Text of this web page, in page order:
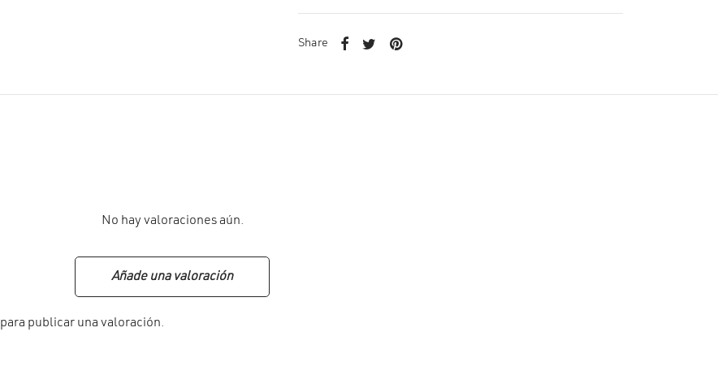
Share
No hay valoraciones aún.
Añade una valoración
para publicar una valoración.